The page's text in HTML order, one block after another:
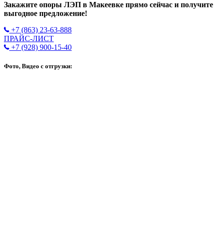
Закажите опоры ЛЭП в Макеевке прямо сейчас и получите
выгодное предложение!
+7 (863) 23-63-888
ПРАЙС-ЛИСТ
+7 (928) 900-15-40
Фото, Видео с отгрузки: